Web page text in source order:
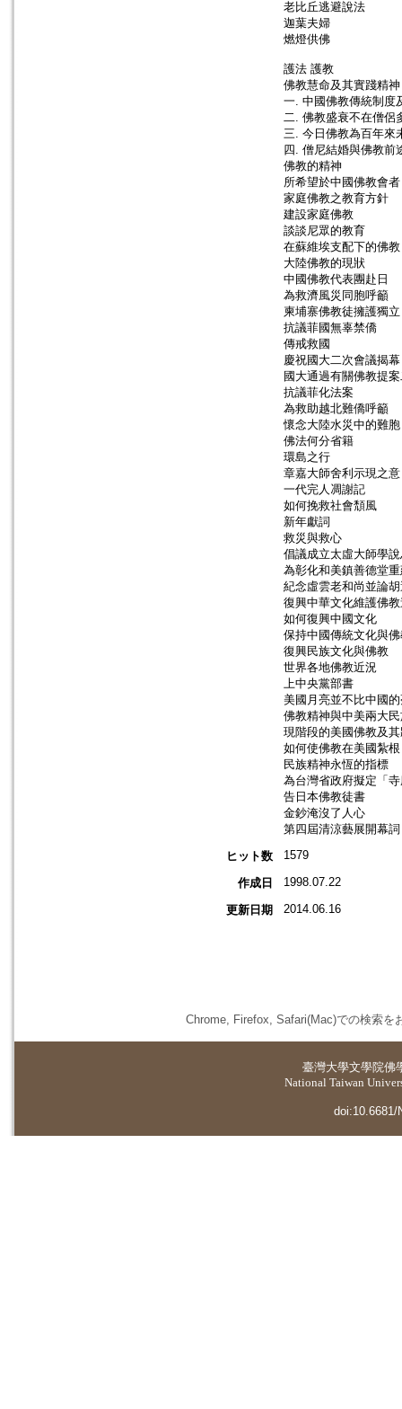
老比丘逃避說法
迦葉夫婦
燃燈供佛
護法 護教
佛教慧命及其實踐精神
一. 中國佛教傳統制度
二. 佛教盛衰不在僧侶
三. 今日佛教為百年來
四. 僧尼結婚與佛教前
佛教的精神
所希望於中國佛教會者
家庭佛教之教育方針
建設家庭佛教
談談尼眾的教育
在蘇維埃支配下的佛教
大陸佛教的現狀
中國佛教代表團赴日
為救濟風災同胞呼籲
柬埔寨佛教徒擁護獨立
抗議菲國無辜禁僑
傳戒救國
慶祝國大二次會議揭幕
國大通過有關佛教提
抗議菲化法案
為救助越北難僑呼籲
懷念大陸水災中的難胞
佛法何分省籍
環島之行
章嘉大師舍利示現之意
一代完人凋謝記
如何挽救社會頹風
新年獻詞
救災與救心
倡議成立太虛大師學
為彰化和美鎮善德堂
紀念虛雲老和尚並論
復興中華文化維護佛
如何復興中國文化
保持中國傳統文化與
復興民族文化與佛教
世界各地佛教近況
上中央黨部書
美國月亮並不比中國
佛教精神與中美兩大
現階段的美國佛教及
如何使佛教在美國紮根
民族精神永恆的指標
為台灣省政府擬定「
告日本佛教徒書
金鈔淹沒了人心
第四屆清涼藝展開幕詞
ヒット数
1579
作成日 1998.07.22
更新日期 2014.06.16
Chrome, Firefox, Safari(Mac)での検索を
臺灣大學文學院佛
National Taiwan
doi:10.6681/